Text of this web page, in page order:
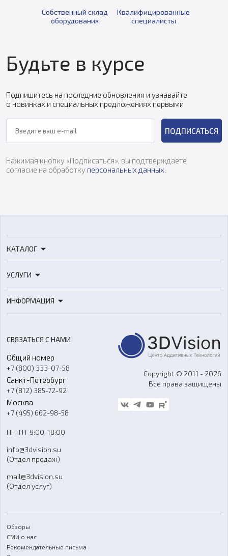
Собственный склад
оборудования
Квалифицированные
специалисты
Будьте в курсе
Подпишитесь на последние обновления и узнавайте
о новинках и специальных предложениях первыми
ПОДПИСАТЬСЯ
Нажимая кнопку «Подписаться», вы подтверждаете
согласие на обработку персональных данных
КАТАЛОГ
3D-сканеры
Расходные материалы
Оборудование и материалы для вакуумного литья
Аксессуары и прочее оборудование
Программное обеспечение
УСЛУГИ
3D-моделирование
Ремонт и услуги
ИНФОРМАЦИЯ
О компании
Контакты
Гос. закупки
Стать дилером
Блог
FAQ
СВЯЗАТЬСЯ С НАМИ
Общий номер
+7 (800) 333-07-58
Санкт-Петербург
+7 (812) 385-72-92
Москва
+7 (495) 662-98-58
ПН-ПТ 9:00-18:00
info@3dvision.su
(Отдел продаж)
mail@3dvision.su
(Отдел услуг)
Copyright © 2011 - 2026
Все права защищены
Обзоры
СМИ о нас
Рекомендательные письма